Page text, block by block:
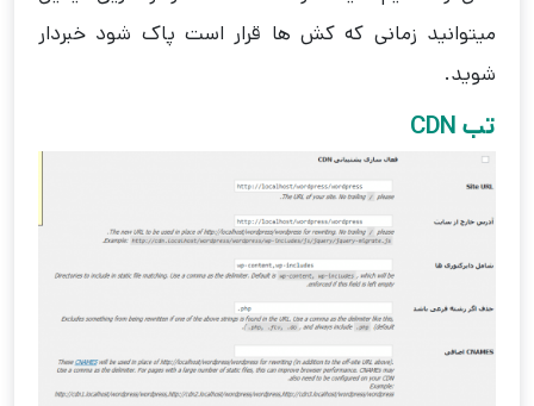
میتوانید زمانی که کش ها قرار است پاک شود خبردار
شوید.
تب CDN